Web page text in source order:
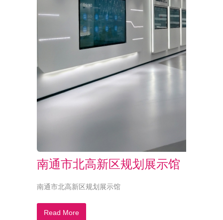
南通市北高新区规划展示馆
南通市北高新区规划展示馆
Read More